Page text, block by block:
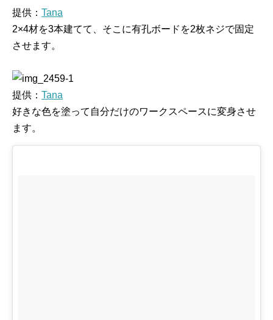
提供： Tana
2×4材を3本建てて、そこに有孔ボードを2枚ネジで固定
させます。
提供： Tana
好きな色を塗って自分だけのワークスペースに変身させ
ます。